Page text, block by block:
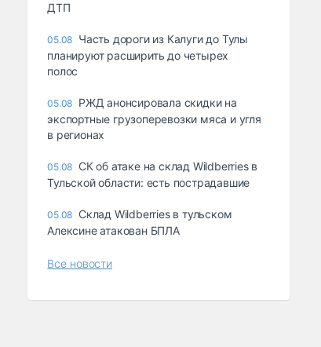
ДТП
05.08 Часть дороги из Калуги до Тулы
планируют расширить до четырех
полос
05.08 РЖД анонсировала скидки на
экспортные грузоперевозки мяса и угля
в регионах
05.08 СК об атаке на склад Wildberries в
Тульской области: есть пострадавшие
05.08 Склад Wildberries в тульском
Алексине атакован БПЛА
Все новости